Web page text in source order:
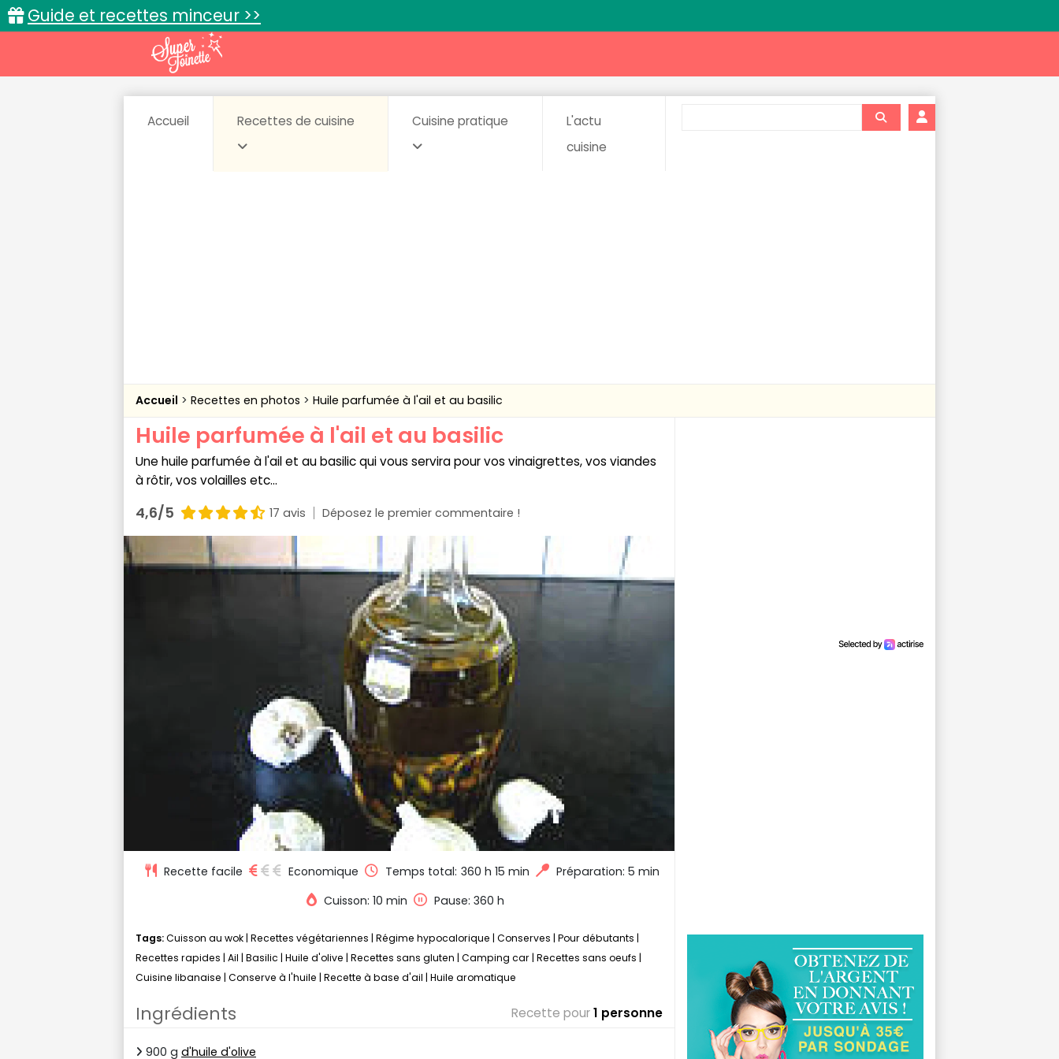
Guide et recettes minceur >>
Accueil Recettes de cuisine Cuisine pratique
L'actu
cuisine
Accueil Recettes en photos Huile parfumée à l'ail et au basilic
Huile parfumée à l'ail et au basilic
Une huile parfumée à l'ail et au basilic qui vous servira pour vos vinaigrettes, vos viandes
à rôtir, vos volailles etc...
4,6/5 17 avis Déposez le premier commentaire !
Recette facile Economique Temps total: 360 h 15 min
Préparation: 5 min
Cuisson: 10 min
Pause: 360 h
Tags:Cuisson au wok | Recettes végétariennes | Régime hypocalorique | Conserves | Pour débutants |
Recettes rapides | Ail | Basilic | Huile d'olive | Recettes sans gluten | Camping car | Recettes sans oeufs |
Cuisine libanaise | Conserve à l'huile | Recette à base d'ail | Huile aromatique
Ingrédients Recette pour1 personne
900 g d'huile d'olive